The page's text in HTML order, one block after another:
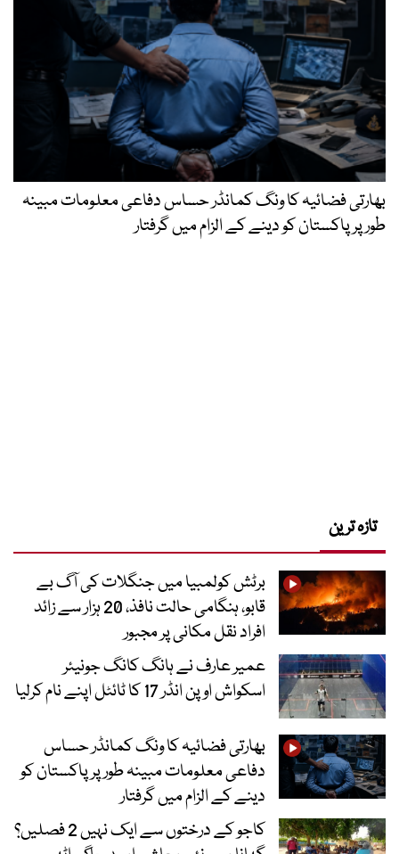
بھارتی فضائیہ کا ونگ کمانڈر حساس دفاعی معلومات مبینہ
طور پر پاکستان کو دینے کے الزام میں گرفتار
تازہ ترین
برٹش کولمبیا میں جنگلات کی آگ بے
قابو، ہنگامی حالت نافذ، 20 ہزار سے زائد
افراد نقل مکانی پر مجبور
عمیر عارف نے ہانگ کانگ جونیئر
اسکواش اوپن انڈر 17 کا ٹائٹل اپنے نام کرلیا
بھارتی فضائیہ کا ونگ کمانڈر حساس
دفاعی معلومات مبینہ طور پر پاکستان کو
دینے کے الزام میں گرفتار
کاجو کے درختوں سے ایک نہیں 2 فصلیں؟